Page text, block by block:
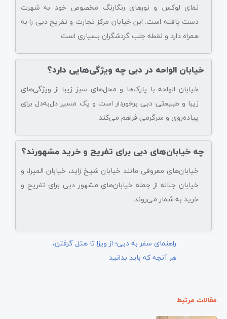
نمای لوکس و نورهای رنگارنگ مخصوص خود به شهرت
دست یافته است. این خیابان مرکز تجارت و تفریح دبی را به
همراه دارد و نقطه جلب گردشگران بسیاری است.
خیابان الواحه در دبی چه ویژگی‌هایی دارد؟
خیابان الواحه با پارک‌ها و محل‌های سبز زیبا از ویژگی‌های
زیبا و طبیعتی دبی برخوردار است و یک مسیر دل‌به‌دل برای
پیاده‌روی و سرگرمی فراهم می‌کند.
چه خیابان‌های دبی برای تفریح و خرید مشهورند؟
خیابان‌های معروفی مانند خیابان شیخ‌ زاید، خیابان المیرا، و
خیابان جلاله از جمله خیابان‌های مشهور دبی برای تفریح و
خرید به شمار می‌روند.
راهنمای سفر به دبی؛ از ویزا تا هتل گرفتن،
هر آنچه که باید بدانید
مقالات مرتبط